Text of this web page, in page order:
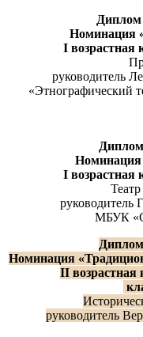
Диплом
Номинация
I возрастная
руководитель
«Этнографический
Диплом
Номинация
I возрастная
руководитель
МБУК
Диплом
Номинация
II возрастная
руководитель